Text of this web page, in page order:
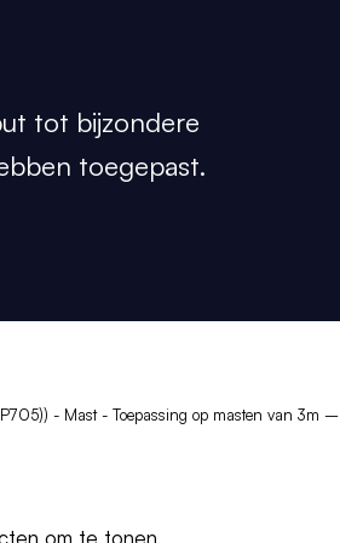
tot bijzondere
toegepast.
- Mast - Toepassing op masten van 3m
om te tonen